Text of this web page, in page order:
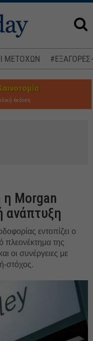
ΜΕΤΟΧΩΝ
έκδοση
η Morgan
ανάπτυξη
εντοπίζει ο
πλεονέκτημα της
οι συνέργειες με
στόχος.